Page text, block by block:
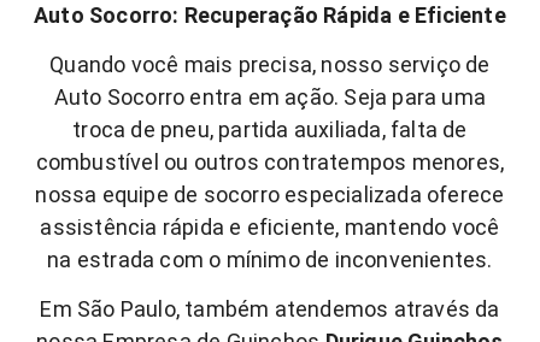
Auto Socorro: Recuperação Rápida e Eficiente
Quando você mais precisa, nosso serviço de
Auto Socorro entra em ação. Seja para uma
troca de pneu, partida auxiliada, falta de
combustível ou outros contratempos menores,
nossa equipe de socorro especializada oferece
assistência rápida e eficiente, mantendo você
na estrada com o mínimo de inconvenientes.
Em São Paulo, também atendemos através da